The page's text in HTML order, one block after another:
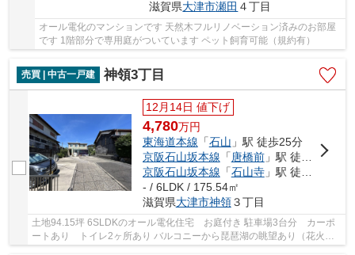
滋賀県大津市瀬田 ４丁目
オール電化のマンションです 天然木フルリノベーション済みのお部屋
です 1階部分で専用庭がついています ペット飼育可能（規約有）
売買 | 中古一戸建 神領3丁目
12月14日 値下げ
4,780万円
東海道本線 「石山 」駅 徒歩25分
京阪石山坂本線 「唐橋前」駅 徒歩16分
京阪石山坂本線 「石山寺」駅 徒歩22分
- / 6LDK / 175.54㎡
滋賀県大津市神領３丁目
土地94.15坪 6SLDKのオール電化住宅 お庭付き 駐車場3台分 カーポ
ートあり トイレ2ヶ所あり バルコニーから琵琶湖の眺望あり（花火大